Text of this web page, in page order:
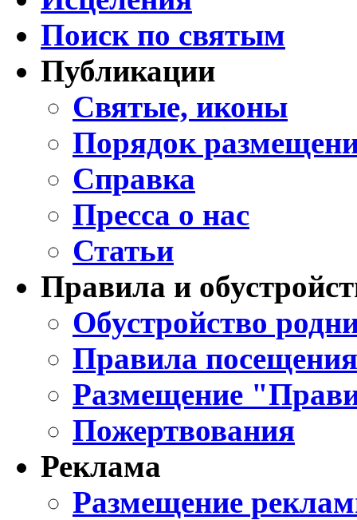
Поиск по святым
Публикации
Святые, иконы
Порядок
Справка
Пресса о нас
Статьи
Правила и
Обустройство
Правила
Размещение
Пожертвования
Реклама
Размещение